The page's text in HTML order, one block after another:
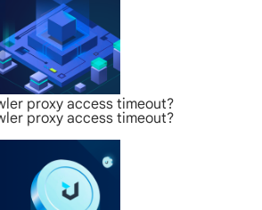
proxy access timeout?
proxy access timeout?